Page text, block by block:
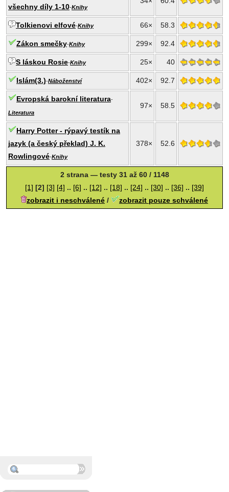
všechny díly 1-10-Knihy
Tolkienovi elfové-Knihy 66× 58.3
Zákon smečky-Knihy 299× 92.4
S láskou Rosie-Knihy 25× 40
Islám(3.)-Náboženství 402× 92.7
Evropská barokní literatura-
Literatura
97× 58.5
Harry Potter - rýpavý testík na
jazyk (a český překlad) J. K.
Rowlingové-Knihy
378× 52.6
2 strana — testy 31 až 60 / 1148
[1] [2] [3] [4] .. [6] .. [12] .. [18] .. [24] .. [30] .. [36] .. [39]
zobrazit i neschválené / zobrazit pouze schválené